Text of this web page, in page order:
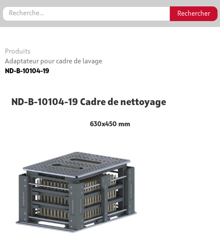
Produits
Adaptateur pour cadre de lavage
ND-B-10104-19
ND-B-10104-19 Cadre de nettoyage
630x450 mm